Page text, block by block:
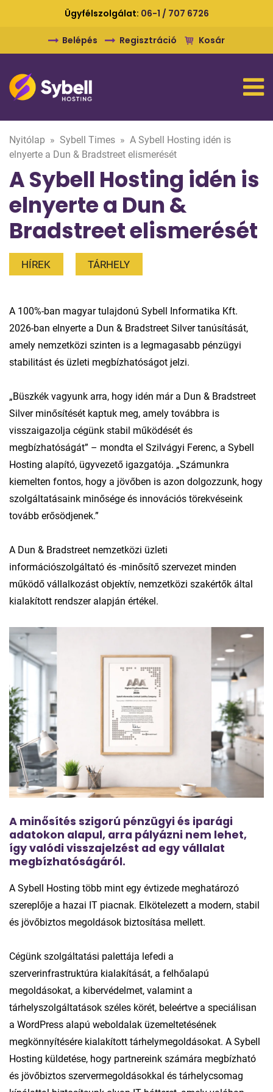
Ügyfélszolgálat: 06-1 / 707 6726
Belépés Regisztráció Kosár
Nyitólap » Sybell Times » A Sybell Hosting idén is
elnyerte a Dun & Bradstreet elismerését
A Sybell Hosting idén is
elnyerte a Dun &
Bradstreet elismerését
HÍREK TÁRHELY
A 100%-ban magyar tulajdonú Sybell Informatika Kft.
2026-ban elnyerte a Dun & Bradstreet Silver tanúsítását,
amely nemzetközi szinten is a legmagasabb pénzügyi
stabilitást és üzleti megbízhatóságot jelzi.
„Büszkék vagyunk arra, hogy idén már a Dun & Bradstreet
Silver minősítését kaptuk meg, amely továbbra is
visszaigazolja cégünk stabil működését és
megbízhatóságát” – mondta el Szilvágyi Ferenc, a Sybell
Hosting alapító, ügyvezető igazgatója. „Számunkra
kiemelten fontos, hogy a jövőben is azon dolgozzunk, hogy
szolgáltatásaink minősége és innovációs törekvéseink
tovább erősödjenek.”
A Dun & Bradstreet nemzetközi üzleti
információszolgáltató és -minősítő szervezet minden
működő vállalkozást objektív, nemzetközi szakértők által
kialakított rendszer alapján értékel.
A minősítés szigorú pénzügyi és iparági
adatokon alapul, arra pályázni nem lehet,
így valódi visszajelzést ad egy vállalat
megbízhatóságáról.
A Sybell Hosting több mint egy évtizede meghatározó
szereplője a hazai IT piacnak. Elkötelezett a modern, stabil
és jövőbiztos megoldások biztosítása mellett.
Cégünk szolgáltatási palettája lefedi a
szerverinfrastruktúra kialakítását, a felhőalapú
megoldásokat, a kibervédelmet, valamint a
tárhelyszolgáltatások széles körét, beleértve a speciálisan
a WordPress alapú weboldalak üzemeltetésének
megkönnyítésére kialakított tárhelymegoldásokat. A Sybell
Hosting küldetése, hogy partnereink számára megbízható
és jövőbiztos szervermegoldásokkal és tárhelycsomag